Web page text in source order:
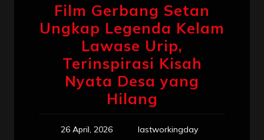
Film Gerbang Setan
Ungkap Legenda Kelam
Lawase Urip,
Terinspirasi Kisah
Nyata Desa yang
Hilang
26 April, 2026
lastworkingday